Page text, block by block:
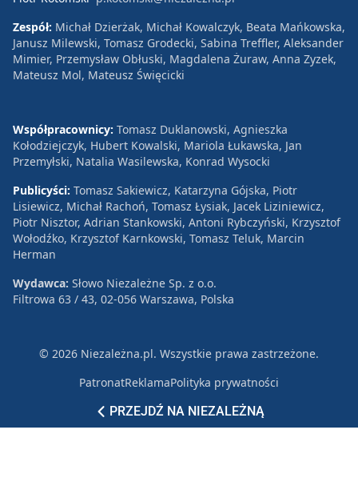
PRZEJDŹ NA NIEZALEŻNĄ
Zespół: Michał Dzierżak, Michał Kowalczyk, Beata Mańkowska,
Janusz Milewski, Tomasz Grodecki, Sabina Treffler, Aleksander
Mimier, Przemysław Obłuski, Magdalena Żuraw, Anna Zyzek,
Mateusz Mol, Mateusz Święcicki
Współpracownicy: Tomasz Duklanowski, Agnieszka
Kołodziejczyk, Hubert Kowalski, Mariola Łukawska, Jan
Przemyłski, Natalia Wasilewska, Konrad Wysocki
Publicyści: Tomasz Sakiewicz, Katarzyna Gójska, Piotr
Lisiewicz, Michał Rachoń, Tomasz Łysiak, Jacek Liziniewicz,
Piotr Nisztor, Adrian Stankowski, Antoni Rybczyński, Krzysztof
Wołodźko, Krzysztof Karnkowski, Tomasz Teluk, Marcin
Herman
Wydawca: Słowo Niezależne Sp. z o.o.
Filtrowa 63 / 43, 02-056 Warszawa, Polska
© 2026 Niezależna.pl. Wszystkie prawa zastrzeżone.
PatronatReklamaPolityka prywatności